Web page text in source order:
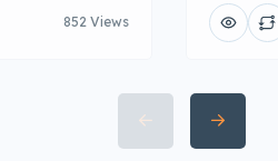
852 Views